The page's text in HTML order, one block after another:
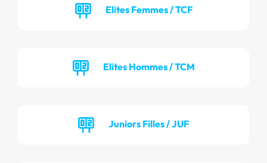
Elites Femmes / TCF
Elites Hommes / TCM
Juniors Filles / JUF